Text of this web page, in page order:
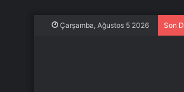
Çarşamba, Ağustos 5 2026 Son